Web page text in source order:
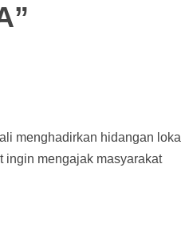
menghadirkan hidangan lokal
ingin mengajak masyarakat